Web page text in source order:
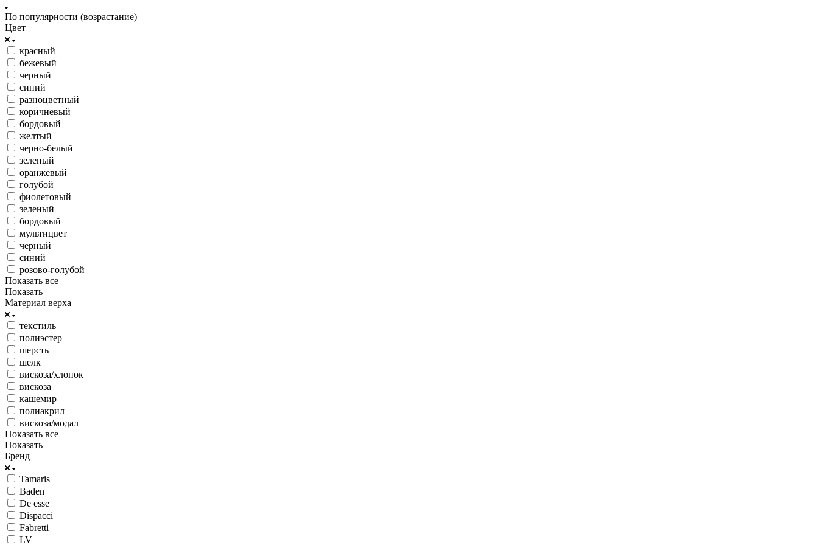
По популярности (возрастание)
Цвет
красный
бежевый
черный
синий
разноцветный
коричневый
бордовый
желтый
черно-белый
зеленый
оранжевый
голубой
фиолетовый
зеленый
бордовый
мультицвет
черный
синий
розово-голубой
Показать все
Показать
Материал верха
текстиль
полиэстер
шерсть
шелк
вискоза/хлопок
вискоза
кашемир
полиакрил
вискоза/модал
Показать все
Показать
Бренд
Tamaris
Baden
De esse
Dispacci
Fabretti
LV